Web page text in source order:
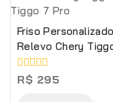
Friso
Relevo Chery
Tiggo 7 Pro
0
R$ 295